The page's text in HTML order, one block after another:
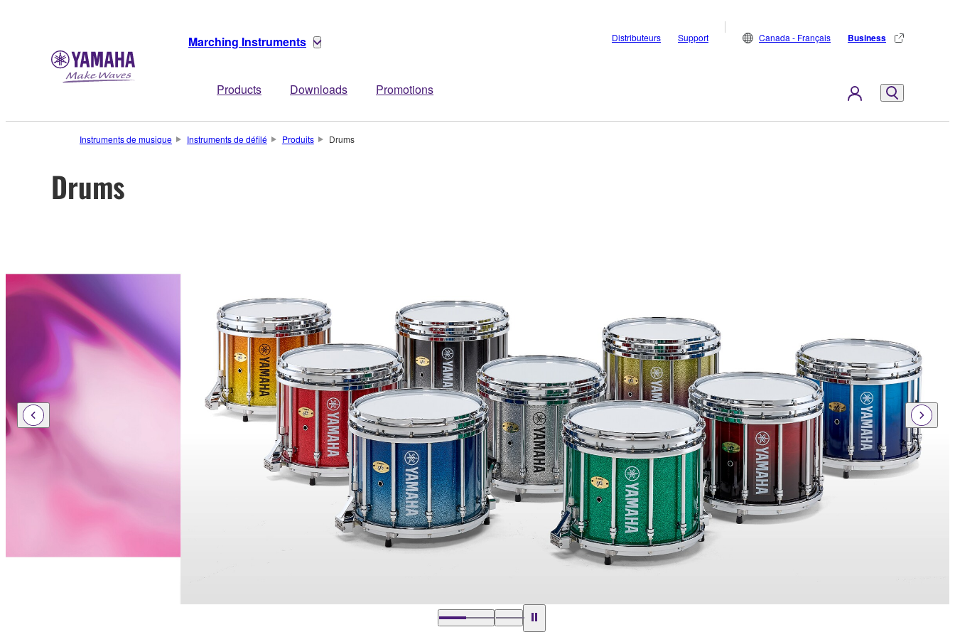
Marching Instruments
Products Downloads Promotions
Distributeurs Support Canada - Français Business
Instruments de musique Instruments de défilé Produits Drums
Drums